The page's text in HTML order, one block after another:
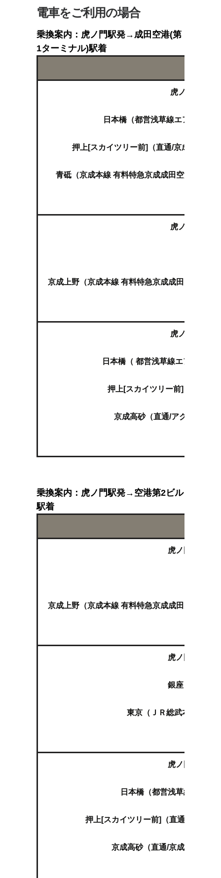
電車をご利用の場合
乗換案内：虎ノ門駅発→成田空港(第
1ターミナル)駅着
虎ノ門（東京
日本橋（都営浅草線エアポート
押上[スカイツリー前]（直通/京成押上線
青砥（京成本線 有料特急京成成田空港線スカ
虎ノ門（東京
京成上野（京成本線 有料特急京成成田空港線
虎ノ門（東京
日本橋（ 都営浅草線エアポート
押上[スカイツリー前]（直通/特
京成高砂（直通/アクセス特
乗換案内：虎ノ門駅発→空港第2ビル
駅着
虎ノ門（東京
京成上野（京成本線 有料特急京成成田空港線
虎ノ門（東京
銀座（東京メ
東京（ＪＲ総武本線 特急
虎ノ門（東京
日本橋（都営浅草線快速
押上[スカイツリー前]（直通/京成押
京成高砂（直通/京成本線快速